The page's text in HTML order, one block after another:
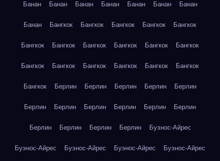
Банан Банан Банан Банан Банан Банан Банан
Банан Бангкок Бангкок Бангкок Бангкок Бангкок
Бангкок Бангкок Бангкок Бангкок Бангкок Бангкок
Бангкок Бангкок Бангкок Бангкок Бангкок Бангкок
Бангкок Берлин Берлин Берлин Берлин Берлин
Берлин Берлин Берлин Берлин Берлин Берлин
Берлин Берлин Берлин Берлин Буэнос-Айрес
Буэнос-Айрес Буэнос-Айрес Буэнос-Айрес Буэнос-Айрес